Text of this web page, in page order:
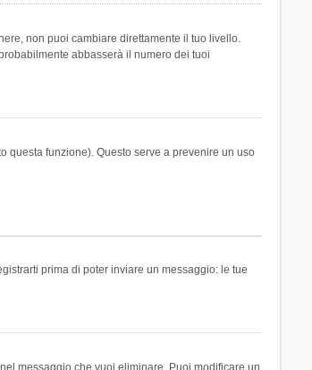
non puoi cambiare direttamente il tuo livello.
abbasserà il numero dei tuoi
questa funzione). Questo serve a prevenire un uso
prima di poter inviare un messaggio: le tue
messaggio che vuoi eliminare. Puoi modificare un